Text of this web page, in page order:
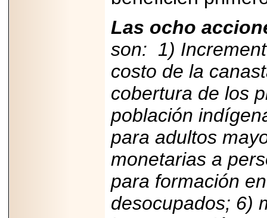
Las ocho
son: 1)
costo de la
cobertura de los
población
para adultos
monetarias a
para formación
desocupados; 6)